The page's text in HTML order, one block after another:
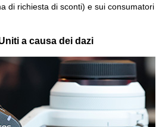
di richiesta di sconti) e sui consumatori
a causa dei dazi